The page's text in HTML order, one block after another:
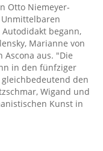
Otto Niemeyer-
begann,
Marianne von
Ascona aus. "Die
in den fünfziger
gleichbedeutend den
Wigand und
Kunst in